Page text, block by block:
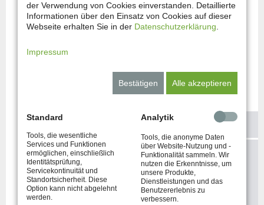
Individuelle Beratung ist unsere Stärke. Sprechen
Sie uns an.
Carports aus Metall von Metallbau
KONTAKTIEREN SIE UNS!
Sie haben Fragen und möchten Ihre
Vorstellungen mit uns besprechen?
der Verwendung von Cookies einverstanden. Detaillierte
Informationen über den Einsatz von Cookies auf dieser
Webseite erhalten Sie in der Datenschutzerklärung
Impressum
Bestätigen Alle akzeptieren
Standard
Tools, die wesentliche
Services und Funktionen
ermöglichen, einschließlich
Identitätsprüfung,
Servicekontinuität und
Standortsicherheit. Diese
Option kann nicht abgelehnt
werden.
Analytik
Tools, die anonyme Daten
über Website-Nutzung und -
Funktionalität sammeln. Wir
nutzen die Erkenntnisse, um
unsere Produkte,
Dienstleistungen und das
Benutzererlebnis zu
verbessern.